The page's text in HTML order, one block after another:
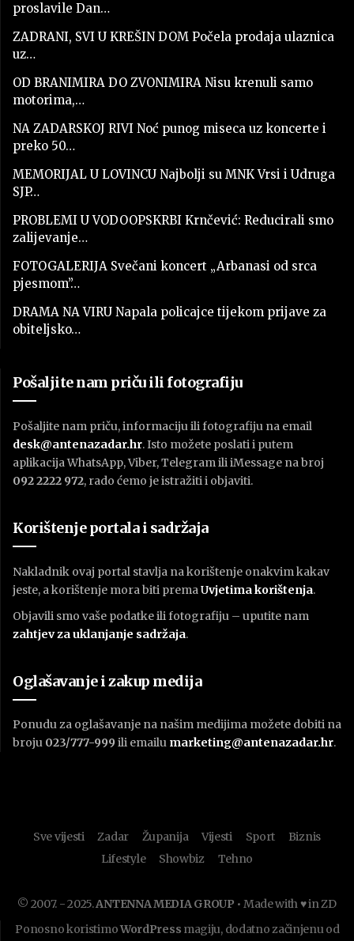
proslavile Dan…
ZADRANI, SVI U KREŠIN DOM Počela prodaja ulaznica
uz…
OD BRANIMIRA DO ZVONIMIRA Nisu krenuli samo
motorima,…
NA ZADARSKOJ RIVI Noć punog miseca uz koncerte i
preko 50…
MEMORIJAL U LOVINCU Najbolji su MNK Vrsi i Udruga
SJP…
PROBLEMI U VODOOPSKRBI Krnčević: Reducirali smo
zalijevanje…
FOTOGALERIJA Svečani koncert „Arbanasi od srca
pjesmom”…
DRAMA NA VIRU Napala policajce tijekom prijave za
obiteljsko…
Pošaljite nam priču ili fotografiju
Pošaljite nam priču, informaciju ili fotografiju na email
desk@antenazadar.hr. Isto možete poslati i putem
aplikacija WhatsApp, Viber, Telegram ili iMessage na broj
092 2222 972, rado ćemo je istražiti i objaviti.
Korištenje portala i sadržaja
Nakladnik ovaj portal stavlja na korištenje onakvim kakav
jeste, a korištenje mora biti premaUvjetima korištenja.
Objavili smo vaše podatke ili fotografiju – uputite nam
zahtjev za uklanjanje sadržaja.
Oglašavanje i zakup medija
Ponudu za oglašavanje na našim medijima možete dobiti na
broju 023/777-999 ili emailu marketing@antenazadar.hr.
Sve vijesti Zadar Županija Vijesti Sport
Biznis
Lifestyle
Showbiz Tehno
© 2007. - 2025.ANTENNA MEDIA GROUP • Made with ♥ in ZD
Ponosno koristimoWordPress magiju, dodatno začinjenu od